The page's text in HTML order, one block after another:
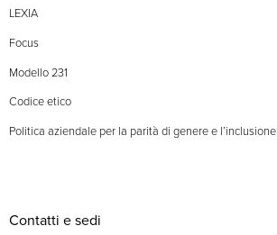
LEXIA
Focus
Modello 231
Codice etico
Politica aziendale per la parità di genere e l’inclusione
Contatti e sedi